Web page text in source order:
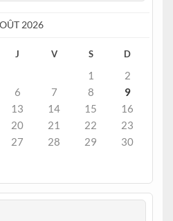
2026
J V S D
1
2
6 7 8
9
13 14 15
16
20 21 22
23
27 28 29
30